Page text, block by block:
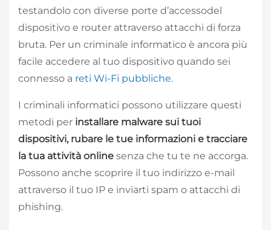
testandolo con diverse porte d’accessodel
dispositivo e router attraverso attacchi di forza
bruta. Per un criminale informatico è ancora più
facile accedere al tuo dispositivo quando sei
connesso a reti Wi-Fi pubbliche.
I criminali informatici possono utilizzare questi
metodi per installare malware sui tuoi
dispositivi, rubare le tue informazioni e tracciare
la tua attività online senza che tu te ne accorga.
Possono anche scoprire il tuo indirizzo e-mail
attraverso il tuo IP e inviarti spam o attacchi di
phishing.